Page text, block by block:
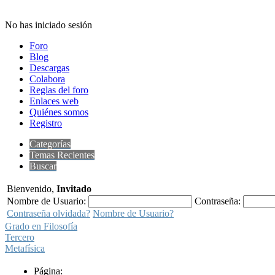
No has iniciado sesión
Foro
Blog
Descargas
Colabora
Reglas del foro
Enlaces web
Quiénes somos
Registro
Categorías
Temas Recientes
Buscar
Bienvenido, Invitado
Nombre de Usuario:
Contraseña:
Contraseña olvidada? Nombre de Usuario?
Grado en Filosofía
Tercero
Metafísica
Página: